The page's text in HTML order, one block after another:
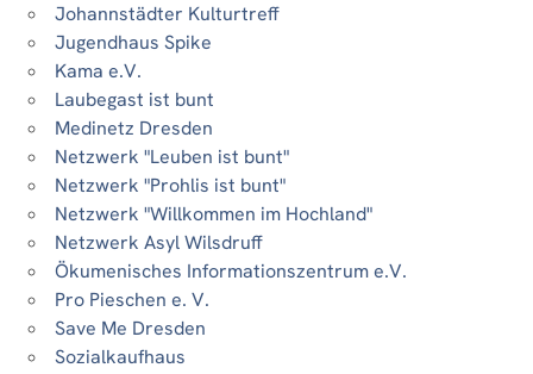
Johannstädter Kulturtreff
Jugendhaus Spike
Kama e.V.
Laubegast ist bunt
Medinetz Dresden
Netzwerk "Leuben ist bunt"
Netzwerk "Prohlis ist bunt"
Netzwerk "Willkommen im Hochland"
Netzwerk Asyl Wilsdruff
Ökumenisches Informationszentrum e.V.
Pro Pieschen e. V.
Save Me Dresden
Sozialkaufhaus